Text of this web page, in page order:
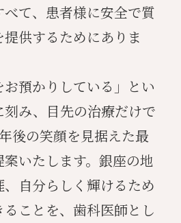
べて、患者様に安全で質
供するためにありま
お預かりしている」とい
刻み、目先の治療だけで
後の笑顔を見据えた最
いたします。銀座の地
自分らしく輝けるため
ことを、歯科医師とし